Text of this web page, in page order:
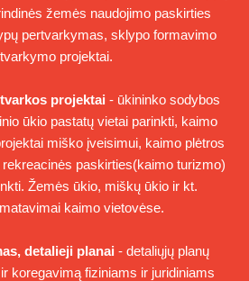
žemės naudojimo paskirties
pertvarkymas, sklypo formavimo
projektai.
projektai - ūkininko sodybos
ūkio pastatų vietai parinkti, kaimo
miško įveisimui, kaimo plėtros
paskirties(kaimo turizmo)
Žemės ūkio, miškų ūkio ir kt.
kaimo vietovėse.
detalieji planai - detaliųjų planų
koregavimą fiziniams ir juridiniams